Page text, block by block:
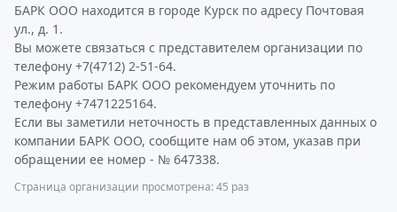
БАРК ООО находится в городе Курск по адресу Почтовая
ул., д. 1.
Вы можете связаться с представителем организации по
телефону +7(4712) 2-51-64.
Режим работы БАРК ООО рекомендуем уточнить по
телефону +7471225164.
Если вы заметили неточность в представленных данных о
компании БАРК ООО, сообщите нам об этом, указав при
обращении ее номер - № 647338.
Страница организации просмотрена: 45 раз